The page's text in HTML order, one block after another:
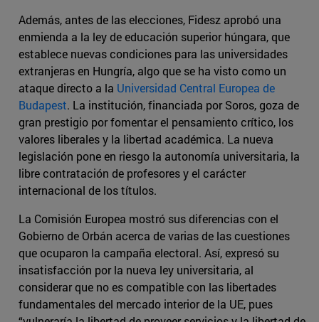
Además, antes de las elecciones, Fidesz aprobó una
enmienda a la ley de educación superior húngara, que
establece nuevas condiciones para las universidades
extranjeras en Hungría, algo que se ha visto como un
ataque directo a la Universidad Central Europea de
Budapest. La institución, financiada por Soros, goza de
gran prestigio por fomentar el pensamiento crítico, los
valores liberales y la libertad académica. La nueva
legislación pone en riesgo la autonomía universitaria, la
libre contratación de profesores y el carácter
internacional de los títulos.
La Comisión Europea mostró sus diferencias con el
Gobierno de Orbán acerca de varias de las cuestiones
que ocuparon la campaña electoral. Así, expresó su
insatisfacción por la nueva ley universitaria, al
considerar que no es compatible con las libertades
fundamentales del mercado interior de la UE, pues